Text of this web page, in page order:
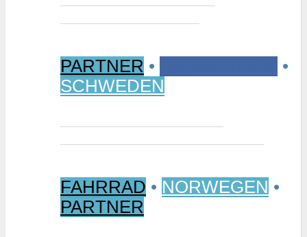
PARTNER •
•
SCHWEDEN
FAHRRAD • NORWEGEN •
PARTNER